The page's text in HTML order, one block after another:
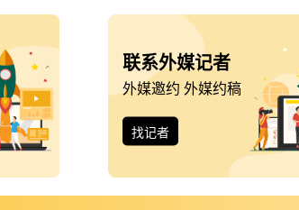
联系外媒记者
外媒邀约 外媒约稿
找记者